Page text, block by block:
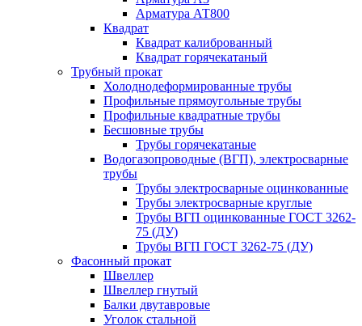
Арматура АТ800
Квадрат
Квадрат калиброванный
Квадрат горячекатаный
Трубный прокат
Холоднодеформированные трубы
Профильные прямоугольные трубы
Профильные квадратные трубы
Бесшовные трубы
Трубы горячекатаные
Водогазопроводные (ВГП), электросварные
трубы
Трубы электросварные оцинкованные
Трубы электросварные круглые
Трубы ВГП оцинкованные ГОСТ 3262-
75 (ДУ)
Трубы ВГП ГОСТ 3262-75 (ДУ)
Фасонный прокат
Швеллер
Швеллер гнутый
Балки двутавровые
Уголок стальной